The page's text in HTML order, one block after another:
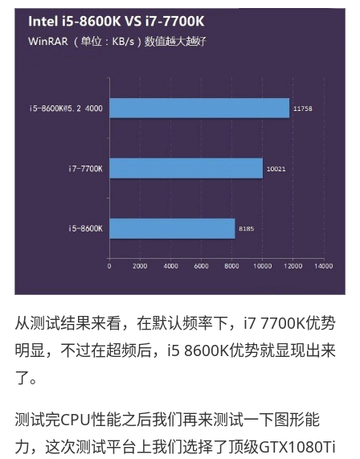
从测试结果来看，在默认频率下，i7 7700K优势
明显，不过在超频后，i5 8600K优势就显现出来
了。
测试完CPU性能之后我们再来测试一下图形能
力，这次测试平台上我们选择了顶级GTX1080Ti